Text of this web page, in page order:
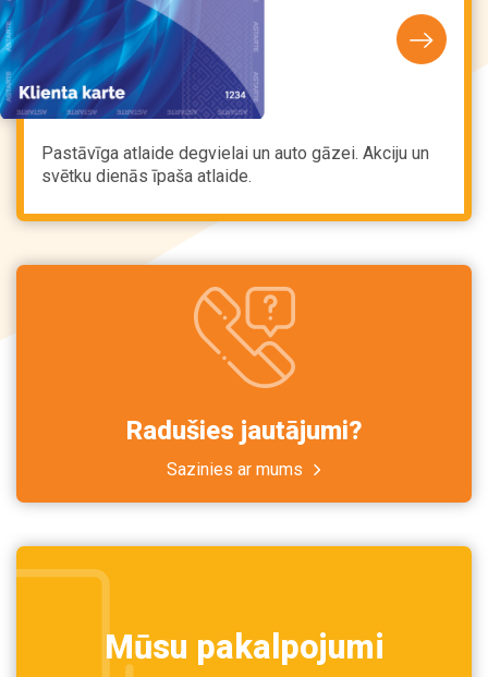
Pastāvīga atlaide degvielai un auto gāzei. Akciju un
svētku dienās īpaša atlaide.
Radušies jautājumi?
Sazinies ar mums
Mūsu pakalpojumi